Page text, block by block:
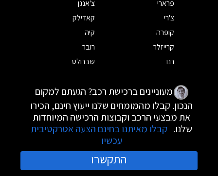
פרארי
צ'אנגן
צ'רי
קאדילק
קופרה
קיה
קרייזלר
רובר
רנו
שברולט
מעוניינים ברכישת רכב? הגעתם למקום
הנכון. קבלו מהמומחים שלנו ייעוץ חינם, הכירו
את מבצעי הרכב וקבוצות הרכישה המיוחדות
שלנו. קבלו מאיתנו בחינם הצעה אטרקטיבית
עכשיו
התקשרו